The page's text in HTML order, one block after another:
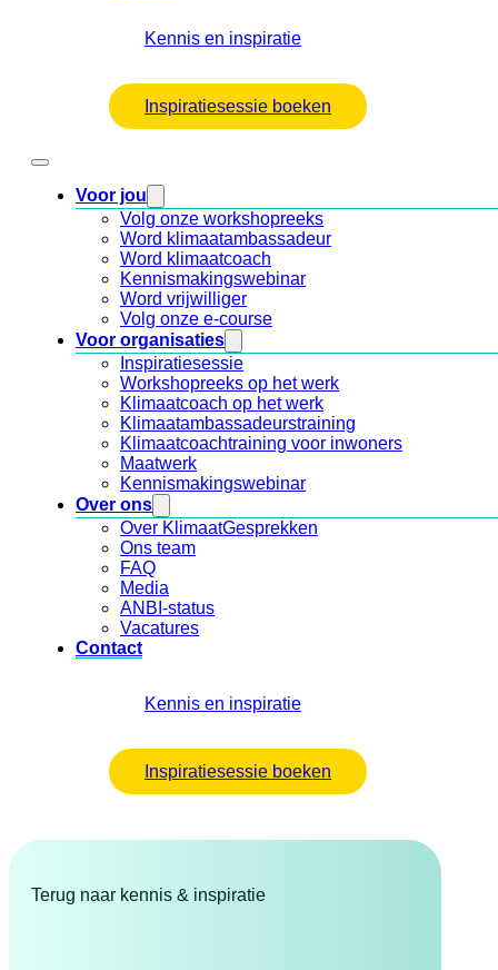
Kennis en inspiratie
Inspiratiesessie boeken
Voor jou
Volg onze workshopreeks
Word klimaatambassadeur
Word klimaatcoach
Kennismakingswebinar
Word vrijwilliger
Volg onze e-course
Voor organisaties
Inspiratiesessie
Workshopreeks op het werk
Klimaatcoach op het werk
Klimaatambassadeurstraining
Klimaatcoachtraining voor inwoners
Maatwerk
Kennismakingswebinar
Over ons
Over KlimaatGesprekken
Ons team
FAQ
Media
ANBI-status
Vacatures
Contact
Kennis en inspiratie
Inspiratiesessie boeken
Terug naar kennis & inspiratie